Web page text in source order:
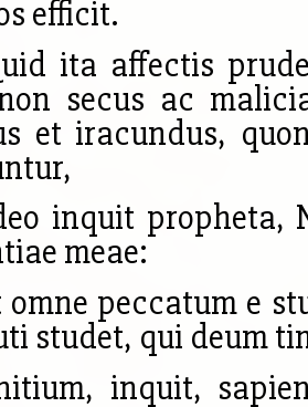
efficit.
ita affectis
secus ac
et iracundus,
inquit propheta,
meae:
peccatum e
studet, qui deum
inquit,